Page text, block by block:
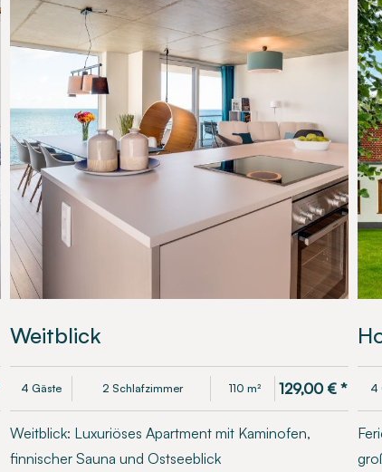
Weitblick
4 Gäste 2 Schlafzimmer 110 m² 129,00 € *
Weitblick: Luxuriöses Apartment mit Kaminofen,
finnischer Sauna und Ostseeblick
4